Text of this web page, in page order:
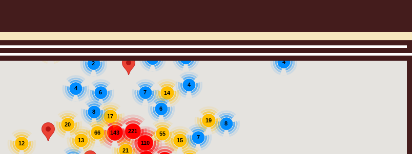
55
143
12
221
21
66
14
6
20
4
110
7
3
4
15
8
4
19
6
13
17
19
8
2
7